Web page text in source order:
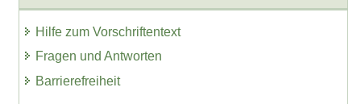
Hilfe zum Vorschriftentext
Fragen und Antworten
Barrierefreiheit